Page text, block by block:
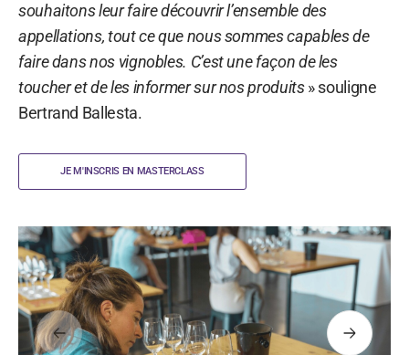
souhaitons leur faire découvrir l’ensemble des
appellations, tout ce que nous sommes capables de
faire dans nos vignobles. C’est une façon de les
toucher et de les informer sur nos produits» souligne
Bertrand Ballesta.
JE M'INSCRIS EN MASTERCLASS
Précédent Suivant